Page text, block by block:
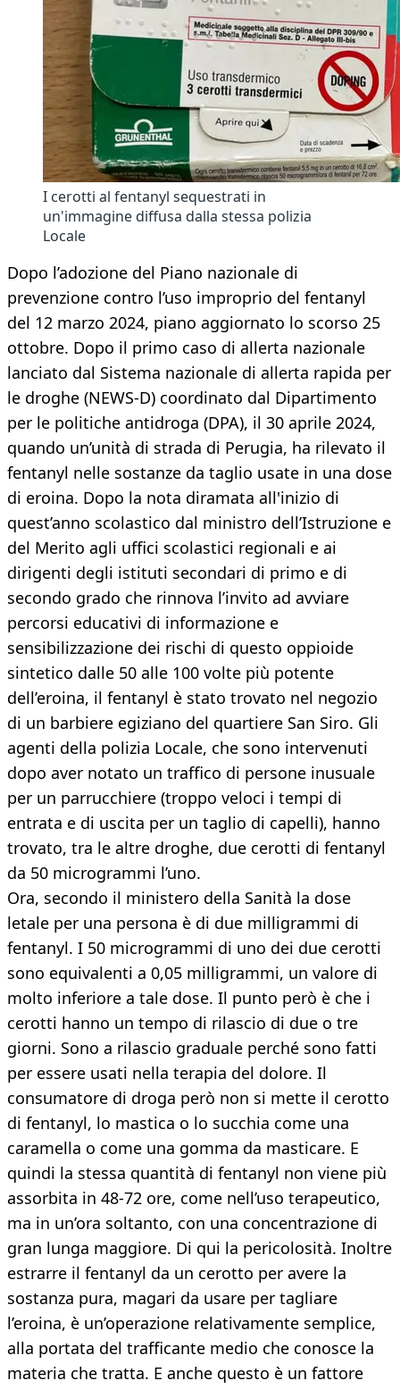
I cerotti al fentanyl sequestrati in
un'immagine diffusa dalla stessa polizia
Locale
Dopo l’adozione del Piano nazionale di
prevenzione contro l’uso improprio del fentanyl
del 12 marzo 2024, piano aggiornato lo scorso 25
ottobre. Dopo il primo caso di allerta nazionale
lanciato dal Sistema nazionale di allerta rapida per
le droghe (NEWS-D) coordinato dal Dipartimento
per le politiche antidroga (DPA), il 30 aprile 2024,
quando un’unità di strada di Perugia, ha rilevato il
fentanyl nelle sostanze da taglio usate in una dose
di eroina. Dopo la nota diramata all'inizio di
quest’anno scolastico dal ministro dell’Istruzione e
del Merito agli uffici scolastici regionali e ai
dirigenti degli istituti secondari di primo e di
secondo grado che rinnova l’invito ad avviare
percorsi educativi di informazione e
sensibilizzazione dei rischi di questo oppioide
sintetico dalle 50 alle 100 volte più potente
dell’eroina, il fentanyl è stato trovato nel negozio
di un barbiere egiziano del quartiere San Siro. Gli
agenti della polizia Locale, che sono intervenuti
dopo aver notato un traffico di persone inusuale
per un parrucchiere (troppo veloci i tempi di
entrata e di uscita per un taglio di capelli), hanno
trovato, tra le altre droghe, due cerotti di fentanyl
da 50 microgrammi l’uno.
Ora, secondo il ministero della Sanità la dose
letale per una persona è di due milligrammi di
fentanyl. I 50 microgrammi di uno dei due cerotti
sono equivalenti a 0,05 milligrammi, un valore di
molto inferiore a tale dose. Il punto però è che i
cerotti hanno un tempo di rilascio di due o tre
giorni. Sono a rilascio graduale perché sono fatti
per essere usati nella terapia del dolore. Il
consumatore di droga però non si mette il cerotto
di fentanyl, lo mastica o lo succhia come una
caramella o come una gomma da masticare. E
quindi la stessa quantità di fentanyl non viene più
assorbita in 48-72 ore, come nell’uso terapeutico,
ma in un’ora soltanto, con una concentrazione di
gran lunga maggiore. Di qui la pericolosità. Inoltre
estrarre il fentanyl da un cerotto per avere la
sostanza pura, magari da usare per tagliare
l’eroina, è un’operazione relativamente semplice,
alla portata del trafficante medio che conosce la
materia che tratta. E anche questo è un fattore